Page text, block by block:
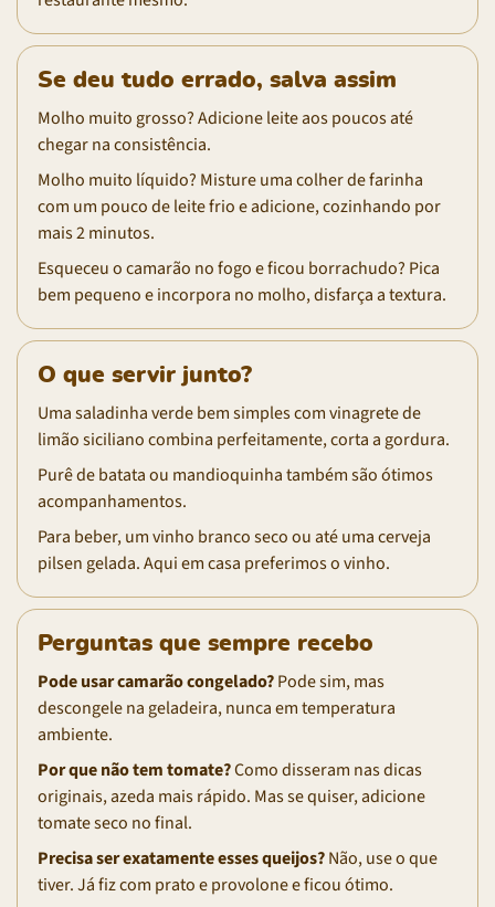
Se deu tudo errado, salva assim
Molho muito grosso? Adicione leite aos poucos até
chegar na consistência.
Molho muito líquido? Misture uma colher de farinha
com um pouco de leite frio e adicione, cozinhando por
mais 2 minutos.
Esqueceu o camarão no fogo e ficou borrachudo? Pica
bem pequeno e incorpora no molho, disfarça a textura.
O que servir junto?
Uma saladinha verde bem simples com vinagrete de
limão siciliano combina perfeitamente, corta a gordura.
Purê de batata ou mandioquinha também são ótimos
acompanhamentos.
Para beber, um vinho branco seco ou até uma cerveja
pilsen gelada. Aqui em casa preferimos o vinho.
Perguntas que sempre recebo
Pode usar camarão congelado?Pode sim, mas
descongele na geladeira, nunca em temperatura
ambiente.
Por que não tem tomate?Como disseram nas dicas
originais, azeda mais rápido. Mas se quiser, adicione
tomate seco no final.
Precisa ser exatamente esses queijos?Não, use o que
tiver. Já fiz com prato e provolone e ficou ótimo.